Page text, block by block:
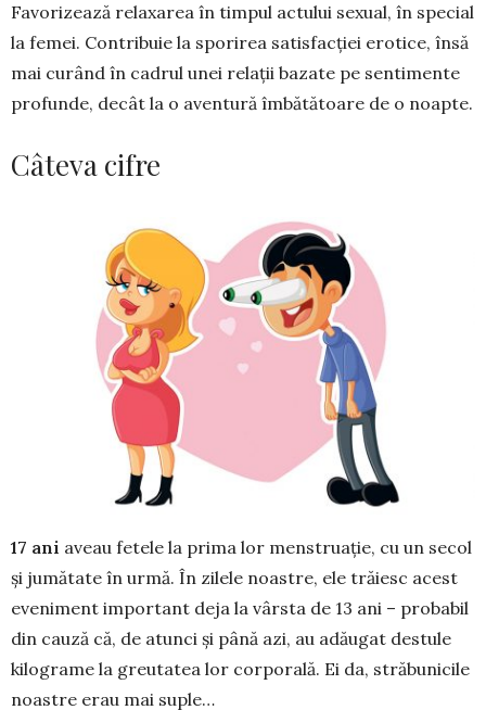
Favorizează relaxarea în timpul actului sexual, în special
la femei. Contribuie la sporirea satisfacției erotice, însă
mai curând în cadrul unei relații bazate pe sentimente
profunde, decât la o aventură îmbătătoare de o noapte.
Câteva cifre
17 ani aveau fetele la prima lor menstruație, cu un secol
și jumătate în urmă. În zilele noastre, ele trăiesc acest
eveniment important deja la vârsta de 13 ani – probabil
din cauză că, de atunci și până azi, au adăugat destule
kilograme la greutatea lor cor­porală. Ei da, străbunicile
noastre erau mai suple…